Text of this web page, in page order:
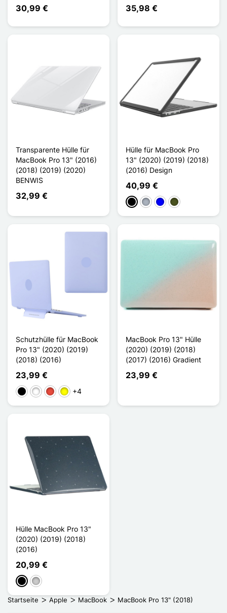
30,99 € 35,98 €
Transparente Hülle für
MacBook Pro 13" (2016)
(2018) (2019) (2020)
BENWIS
32,99 €
Hülle für MacBook Pro
13" (2020) (2019) (2018)
(2016) Design
40,99 €
Schwarz
GrauBlauVert Armée
Schutzhülle für MacBook
Pro 13" (2020) (2019)
(2018) (2016)
23,99 €
Schwarz
WeißRot Gelb+4
MacBook Pro 13" Hülle
(2020) (2019) (2018)
(2017) (2016) Gradient
23,99 €
Hülle MacBook Pro 13"
(2020) (2019) (2018)
(2016)
20,99 €
SchwarzTransparent
Startseite Apple MacBook MacBook Pro 13" (2018)